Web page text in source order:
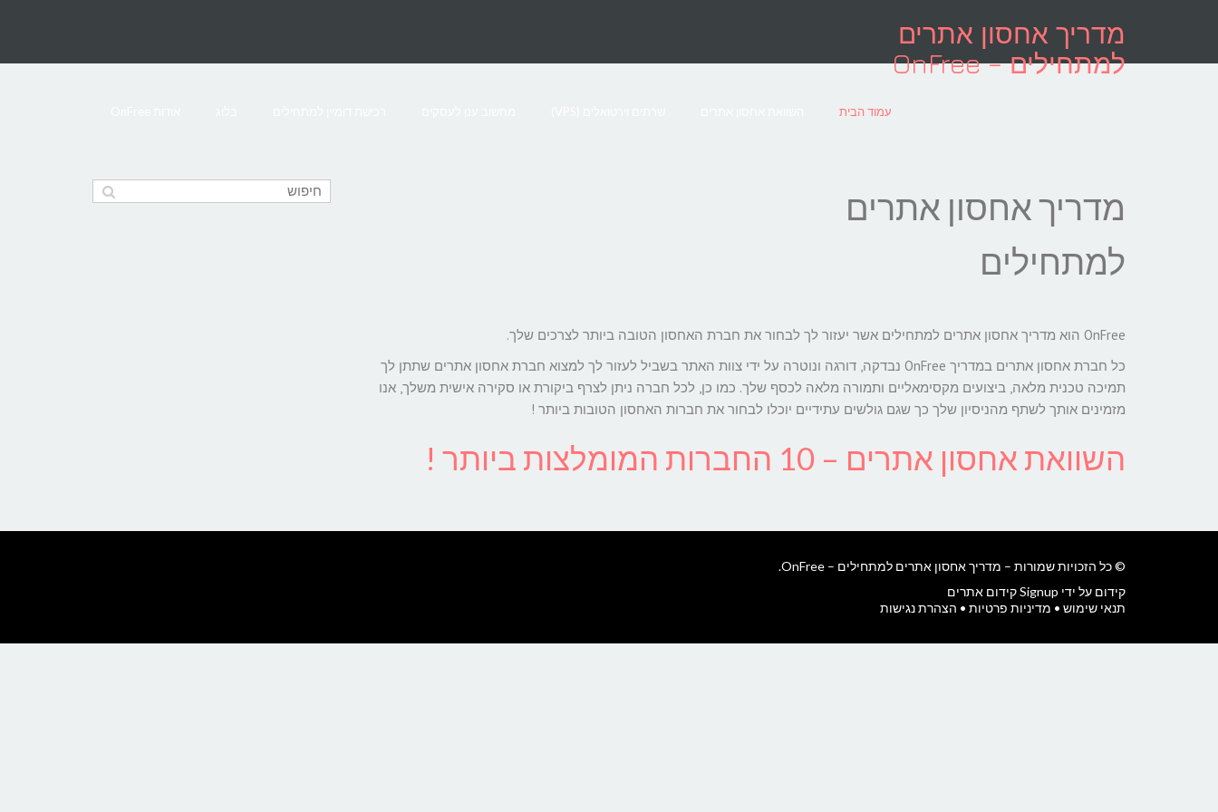
מדריך אחסון אתרים
למתחילים – OnFree
עמוד הבית
מדריך אחסון אתרים
למתחילים
OnFree הוא מדריך אחסון אתרים למתחילים אשר יעזור לך לבחור את חברת האחסון הטובה ביותר לצרכים שלך.
כל חברת אחסון אתרים במדריך OnFree נבדקה, דורגה ונוטרה על ידי צוות האתר בשביל לעזור לך למצוא חברת אחסון אתרים שתתן לך
תמיכה טכנית מלאה, ביצועים מקסימאליים ותמורה מלאה לכסף שלך. כמו כן, לכל חברה ניתן לצרף ביקורת או סקירה אישית משלך, אנו
מזמינים אותך לשתף מהניסיון שלך כך שגם גולשים עתידיים יוכלו לבחור את חברות האחסון הטובות ביותר !
השוואת אחסון אתרים – 10 החברות המומלצות ביותר !
© כל הזכויות שמורות – מדריך אחסון אתרים למתחילים – OnFree.
קידום על ידי Signup קידום אתרים
תנאי שימוש • מדיניות פרטיות • הצהרת נגישות